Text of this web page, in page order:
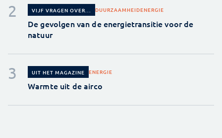
VIJF VRAGEN OVER... DUURZAAMHEIDENERGIE
De gevolgen van de energietransitie voor de
natuur
UIT HET MAGAZINE ENERGIE
Warmte uit de airco